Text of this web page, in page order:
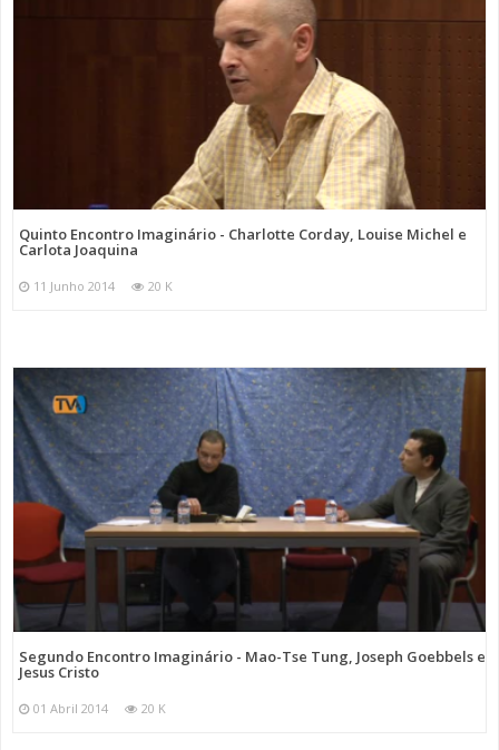
Quinto Encontro Imaginário - Charlotte Corday, Louise Michel e
Carlota Joaquina
11 Junho 2014 20 K
Segundo Encontro Imaginário - Mao-Tse Tung, Joseph Goebbels e
Jesus Cristo
01 Abril 2014 20 K